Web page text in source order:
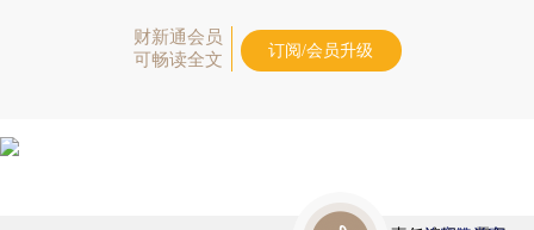
财新通会员
可畅读全文
订阅/会员升级